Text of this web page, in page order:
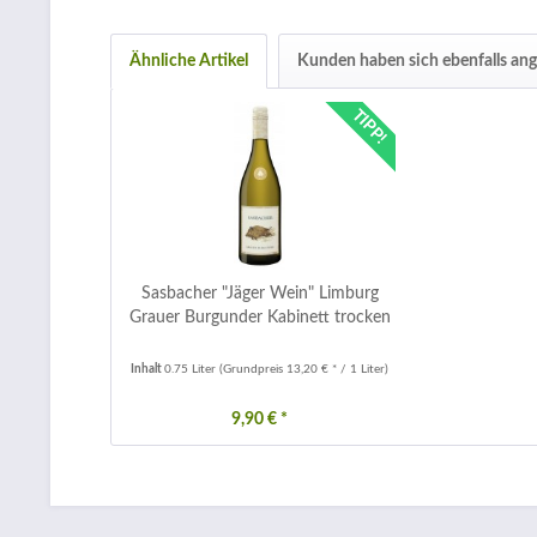
Ähnliche Artikel Kunden haben sich ebenfalls
TIPP!
Sasbacher "Jäger Wein" Limburg
Grauer Burgunder Kabinett trocken
Inhalt0.75 Liter(Grundpreis 13,20 € * / 1 Liter)
9,90 € *